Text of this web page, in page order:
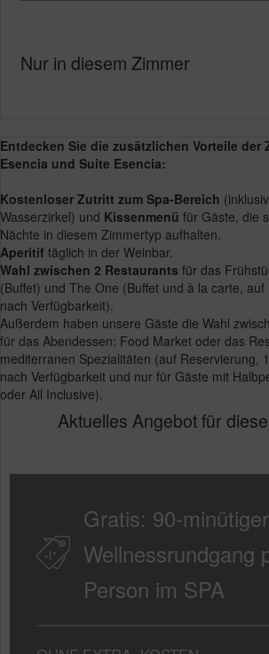
Nur in diesem Zimmer
Entdecken Sie die zusätzlichen Vorteile der
Esencia und Suite Esencia:
Kostenloser Zutritt zum Spa-Bereich
Wasserzirkel) und Kissenmenü für Gäste, die
Nächte in diesem Zimmertyp aufhalten.
Aperitif täglich in der Weinbar.
Wahl zwischen 2 Restaurants für das
(Buffet) und The One (Buffet und à la carte,
nach Verfügbarkeit).
Außerdem haben unsere Gäste die Wahl
für das Abendessen: Food Market oder das
mediterranen Spezialitäten (auf Reservierung,
nach Verfügbarkeit und nur für Gäste mit
oder All Inclusive).
Aktuelles Angebot für
Gratis: 90-minütiger
Wellnessrundgang
Person im SPA